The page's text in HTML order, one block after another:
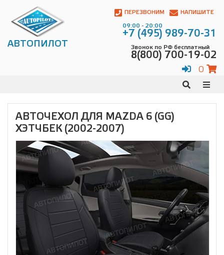
АВТОПИЛОТ
ПЕРЕЗВОНИМ НАПИШИТЕ
09:00 - 20:00
+7 (495) 989-70-31
Звонок по РФ бесплатный
8(800) 700-19-02
0
АВТОЧЕХОЛ ДЛЯ MAZDA 6 (GG)
ХЭТЧБЕК (2002-2007)
Контакты:
Адрес:
Чагинская
700-
Телефон: +7
(495)
почта:
info@avtopilot1.ru